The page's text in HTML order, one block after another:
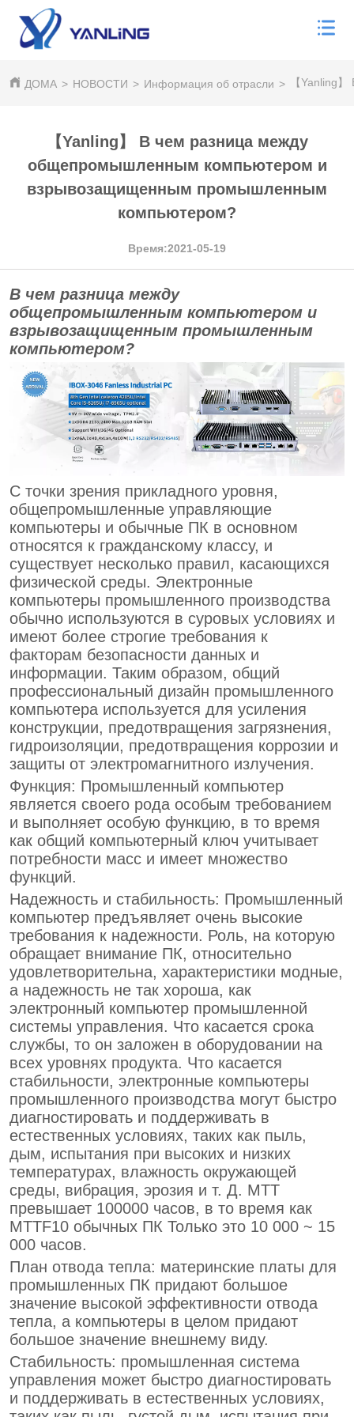
ДОМА > НОВОСТИ > Информация об отрасли > 【Yanling
【Yanling】 В чем разница между
общепромышленным компьютером и
взрывозащищенным промышленным
компьютером?
Время:2021-05-19